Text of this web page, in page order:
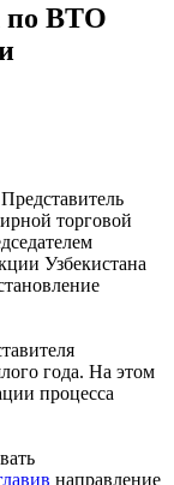
по ВТО
Представитель
торговой
Узбекистана
года. На этом
процесса
направление